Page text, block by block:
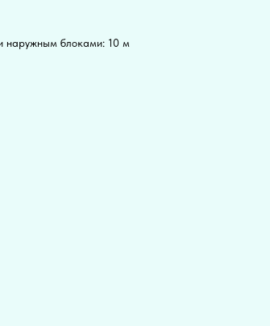
наружным блоками: 10 м